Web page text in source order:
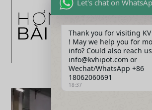
HƠN
BÀI VIẾT
Let's chat on
Thank you for visiting
! May we help you for
info? Could also reach
info@kvhipot.com or
Wechat/WhatsApp +86
18062060691
18:37